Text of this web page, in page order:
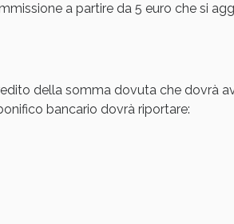
a partire da 5 euro che si
della somma dovuta che dovrà
bancario dovrà riportare: